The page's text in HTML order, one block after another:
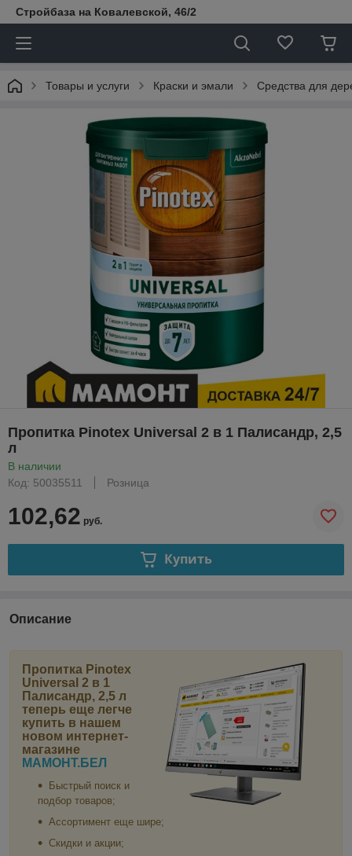
Стройбаза на Ковалевской, 46/2
Товары и услуги Краски и эмали Средства для
Пропитка Pinotex Universal 2 в 1 Палисандр, 2,5
л
В наличии
Код: 50035511
Розница
102,62 руб.
Купить
Описание
Пропитка Pinotex
Universal 2 в 1
Палисандр, 2,5 л
теперь еще легче
купить в нашем
новом интернет-
магазине
МАМОНТ.БЕЛ
Быстрый поиск и
подбор товаров;
Ассортимент еще шире;
Скидки и акции;